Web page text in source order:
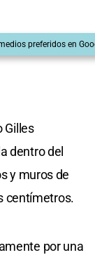
preferidos en
Gilles
dentro del
y muros de
centímetros.
por una